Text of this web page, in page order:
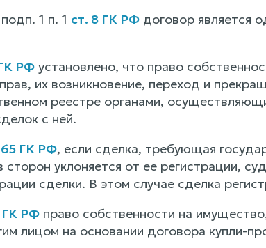
1 п. 1 ст. 8 ГК РФдоговор является
РФустановлено, что право
их возникновение, переход и
реестре органами,
с ней.
ГК РФ, если сделка, требующая
уклоняется от ее регистрации,
сделки. В этом случае сделка
ГК РФправо собственности на
лицом на основании договора купли-